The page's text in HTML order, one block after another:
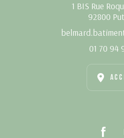
1 BIS Rue
92800
01 70 94